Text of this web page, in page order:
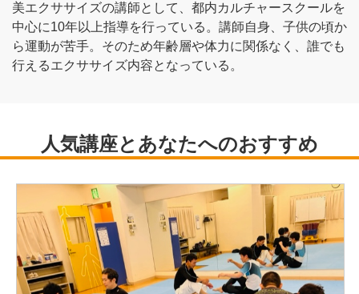
美エクササイズの講師として、都内カルチャースクールを
中心に10年以上指導を行っている。講師自身、子供の頃か
ら運動が苦手。そのため年齢層や体力に関係なく、誰でも
行えるエクササイズ内容となっている。